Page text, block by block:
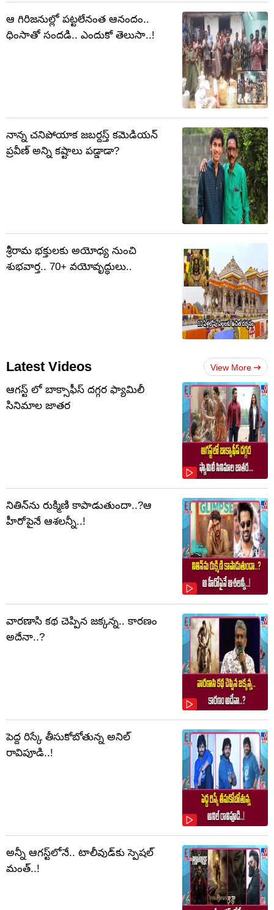
ఆ గిరిజనుల్లో పట్టలేనంత ఆనందం..
ధింసాతో సందడి.. ఎందుకో తెలుసా..!
నాన్న చనిపోయాక జబర్దస్త్ కమెడియన్
ప్రవీణ్ అన్ని కష్టాలు పడ్డాడా?
శ్రీరామ భక్తులకు అయోధ్య నుంచి
శుభవార్త.. 70+ వయోవృద్ధులు..
Latest Videos View More
ఆగస్ట్ లో బాక్సాఫీస్ దగ్గర ఫ్యామిలీ
సినిమాల జాతర
నితిన్‌ను రుక్మిణి కాపాడుతుందా..?ఆ
హీరోపైనే ఆశలన్నీ..!
వారణాసి కథ చెప్పిన జక్కన్న.. కారణం
అదేనా..?
పెద్ద రిస్కే తీసుకోబోతున్న అనిల్
రావిపూడి..!
అన్నీ ఆగస్ట్‌లోనే.. టాలీవుడ్‌కు స్పెషల్
మంత్..!